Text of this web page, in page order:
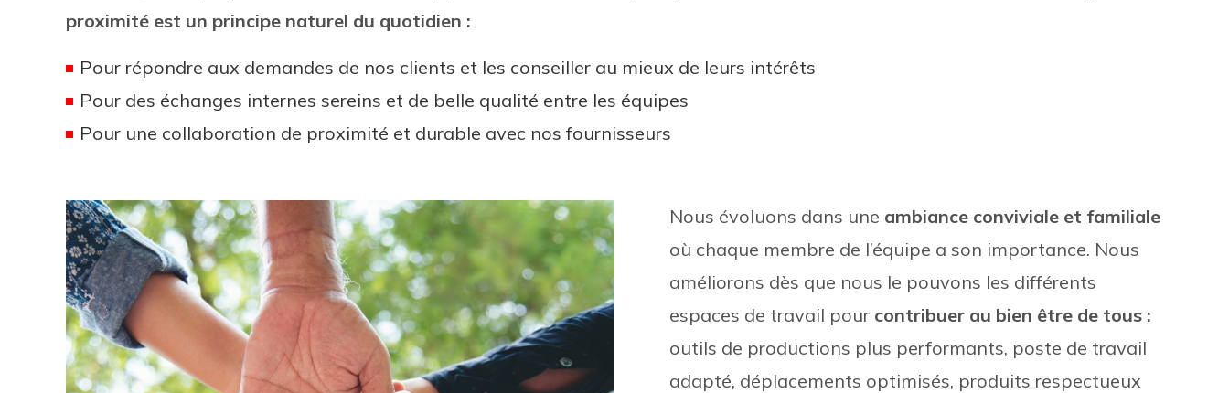
proximité est un principe naturel du quotidien :
Pour répondre aux demandes de nos clients et les conseiller au mieux de leurs intérêts
Pour des échanges internes sereins et de belle qualité entre les équipes
Pour une collaboration de proximité et durable avec nos fournisseurs
Nous évoluons dans une ambiance conviviale et familiale
où chaque membre de l’équipe a son importance. Nous
améliorons dès que nous le pouvons les différents
espaces de travail pour contribuer au bien être de tous :
outils de productions plus performants, poste de travail
adapté, déplacements optimisés, produits respectueux